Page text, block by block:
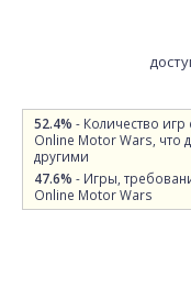
52.4% - Количество
Online Motor Wars, что
другими
47.6% - Игры,
Online Motor Wars